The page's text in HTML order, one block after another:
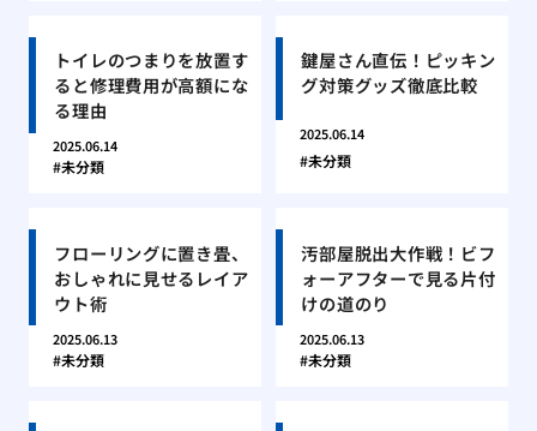
トイレのつまりを放置す
ると修理費用が高額にな
る理由
2025.06.14
未分類
鍵屋さん直伝！ピッキン
グ対策グッズ徹底比較
2025.06.14
未分類
フローリングに置き畳、
おしゃれに見せるレイア
ウト術
2025.06.13
未分類
汚部屋脱出大作戦！ビフ
ォーアフターで見る片付
けの道のり
2025.06.13
未分類